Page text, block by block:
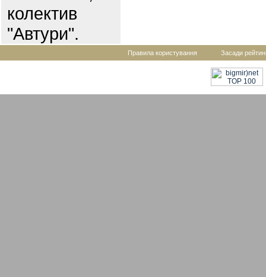
колектив
"Автури".
Правила користування Засади